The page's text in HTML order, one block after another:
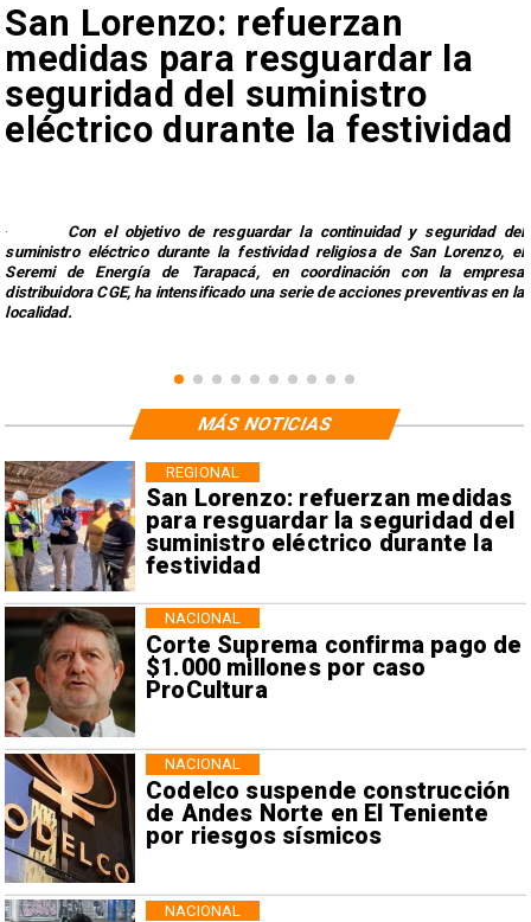
San Lorenzo: refuerzan
medidas para resguardar la
seguridad del suministro
eléctrico durante la festividad
· Con el objetivo de resguardar la continuidad y seguridad del
suministro eléctrico durante la festividad religiosa de San Lorenzo, el
Seremi de Energía de Tarapacá, en coordinación con la empresa
distribuidora CGE, ha intensificado una serie de acciones preventivas en la
localidad.
San Lorenzo: refuerzan medidas
para resguardar la seguridad del
suministro eléctrico durante la
festividad
REGIONAL
Corte Suprema confirma pago de
$1.000 millones por caso
ProCultura
NACIONAL
Codelco suspende construcción
de Andes Norte en El Teniente
por riesgos sísmicos
NACIONAL
NACIONAL
MÁS NOTICIAS